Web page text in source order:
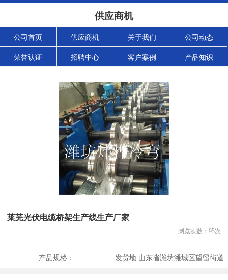
供应商机
公司首页 供应商机 关于我们 公司动态
荣誉认证 招聘中心 客户案例 产品知识
莱芜光伏电缆桥架生产线生产厂家
浏览次数： 95次
产品规格： 发货地:山东省潍坊潍城区望留街道